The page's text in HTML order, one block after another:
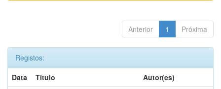
Anterior 1 Próxima
Registos:
Data
Título
Autor(es)